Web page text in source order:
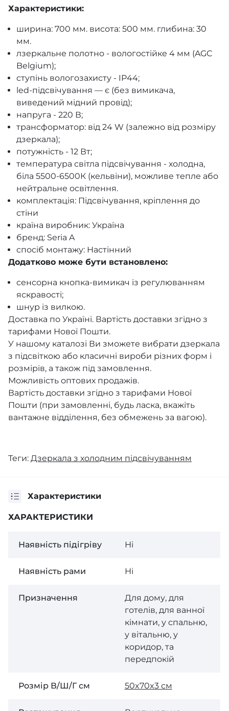
Характеристики:
ширина: 700 мм. висота: 500 мм. глибина: 30
мм.
лзеркальне полотно - вологостійке 4 мм (AGC
Belgium);
ступінь вологозахисту - IP44;
led-підсвічування — є (без вимикача,
виведений мідний провід);
напруга - 220 В;
трансформатор: від 24 W (залежно від розміру
дзеркала);
потужність - 12 Вт;
температура світла підсвічування - холодна,
біла 5500-6500К (кельвіни), можливе тепле або
нейтральне освітлення.
комплектація: Підсвічування, кріплення до
стіни
країна виробник: Україна
бренд: Seria A
спосіб монтажу: Настінний
Додатково може бути встановлено:
сенсорна кнопка-вимикач із регулюванням
яскравості;
шнур із вилкою.
Доставка по Україні. Вартість доставки згідно з
тарифами Нової Пошти.
У нашому каталозі Ви зможете вибрати дзеркала
з підсвіткою або класичні вироби різних форм і
розмірів, а також під замовлення.
Можливість оптових продажів.
Вартість доставки згідно з тарифами Нової
Пошти (при замовленні, будь ласка, вкажіть
вантажне відділення, без обмежень за вагою).
Теги: Дзеркала з холодним підсвічуванням
Характеристики
ХАРАКТЕРИСТИКИ
Наявність підігріву Ні
Наявність рами Ні
Призначення
Для дому, для
готелів, для ванної
кімнати, у спальню,
у вітальню, у
коридор, та
передпокій
Розмір В/Ш/Г см 50x70x3 см